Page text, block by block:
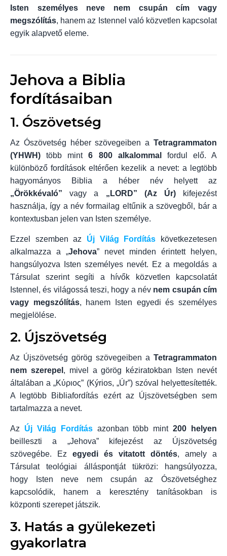
Isten személyes neve nem csupán cím vagy
megszólítás, hanem az Istennel való közvetlen kapcsolat
egyik alapvető eleme.
Jehova a Biblia
fordításaiban
1. Ószövetség
Az Ószövetség héber szövegeiben a Tetragrammaton
(YHWH) több mint6 800 alkalommal
fordul elő. A
különböző fordítások eltérően kezelik a nevet: a legtöbb
hagyományos Biblia a héber név helyett az
„Örökkévaló” vagy a „LORD” (Az Úr)kifejezést
használja, így a név formailag eltűnik a szövegből, bár a
kontextusban jelen van Isten személye.
Ezzel szemben az Új Világ Fordítás következetesen
alkalmazza a „Jehova” nevet minden érintett helyen,
hangsúlyozva Isten személyes nevét. Ez a megoldás a
Társulat szerint segíti a hívők közvetlen kapcsolatát
Istennel, és világossá teszi, hogy a név nem csupán cím
vagy megszólítás, hanem Isten egyedi és személyes
megjelölése.
2. Újszövetség
Az Újszövetség görög szövegeiben a Tetragrammaton
nem szerepel , mivel a görög kéziratokban Isten nevét
általában a „Κύριος” (Kýrios, „Úr”) szóval helyettesítették.
A legtöbb Bibliafordítás ezért az Újszövetségben sem
tartalmazza a nevet.
Az Új Világ Fordításazonban több mint200 helyen
beilleszti a „Jehova” kifejezést az Újszövetség
szövegébe. Ez egyedi és vitatott döntés, amely a
Társulat teológiai álláspontját tükrözi: hangsúlyozza,
hogy Isten neve nem csupán az Ószövetséghez
kapcsolódik, hanem a keresztény tanításokban is
központi szerepet játszik.
3. Hatás a gyülekezeti
gyakorlatra